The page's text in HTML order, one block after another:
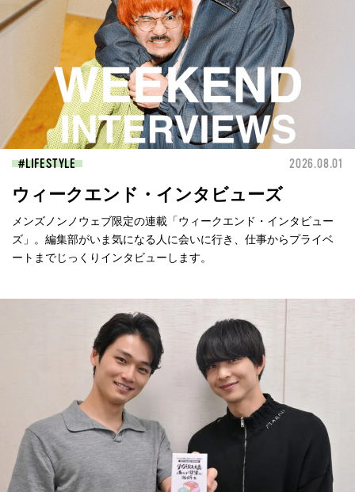
LIFESTYLE 2026.08.01
ウィークエンド・インタビューズ
メンズノンノウェブ限定の連載「ウィークエンド・インタビュー
ズ」。編集部がいま気になる人に会いに行き、仕事からプライベ
ートまでじっくりインタビューします。